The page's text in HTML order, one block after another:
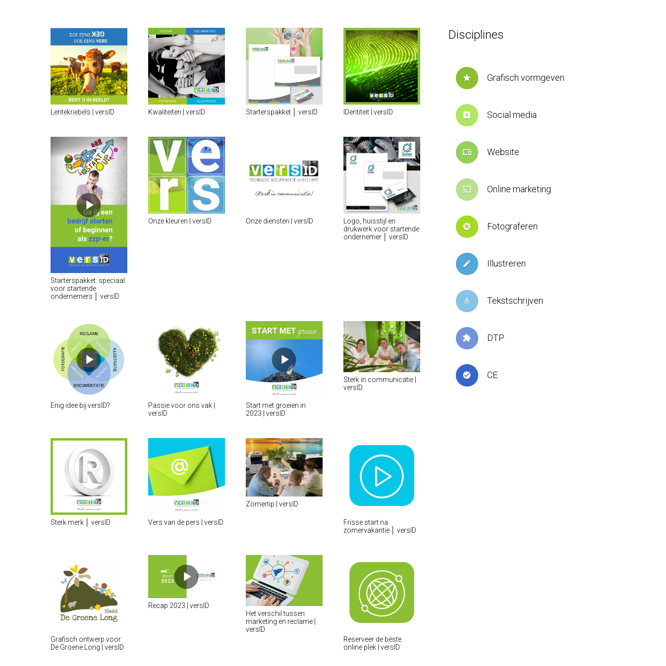
Lentekriebels | versID Kwaliteiten | versID Starterspakket │ versID IDentiteit | versID
Starterspakket: speciaal
voor startende
ondernemers │ versID
Onze kleuren | versID Onze diensten | versID
Logo, huisstijl en
drukwerk voor startende
ondernemer │ versID
Enig idee bij versID?
Passie voor ons vak |
versID
Start met groeien in
2023 | versID
Sterk in communicatie |
versID
Sterk merk │ versID Vers van de pers | versID
Zomertip | versID
Frisse start na
zomervakantie │ versID
Grafisch ontwerp voor
De Groene Long | versID
Recap 2023 | versID
Het verschil tussen
marketing en reclame |
versID
Reserveer de béste
online plek | versID
Disciplines
star Grafisch vormgeven
add_box Social media
devices Website
cast Online marketing
camera Fotograferen
create Illustreren
text_format Tekstschrijven
extension DTP
check_circle CE